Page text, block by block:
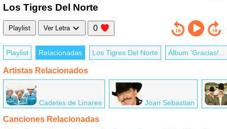
Los Tigres Del Norte
Playlist Ver Letra 0
Playlist Relacionadas Los Tigres Del Norte Álbum
Artistas Relacionados
Cadetes de Linares Joan Sebastian
Canciones Relacionadas